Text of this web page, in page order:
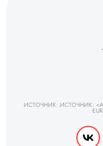
ИСТОЧНИК: ИСТОЧНИК: <A